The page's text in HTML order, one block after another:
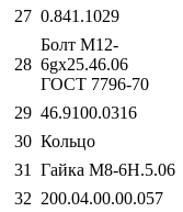
27 0.841.1029
28
Болт М12-
6gх25.46.06
ГОСТ 7796-70
29 46.9100.0316
30 Кольцо
31
Гайка М8-6Н.5.06
32 200.04.00.00.057